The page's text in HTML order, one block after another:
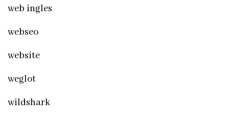
web ingles
webseo
website
weglot
wildshark